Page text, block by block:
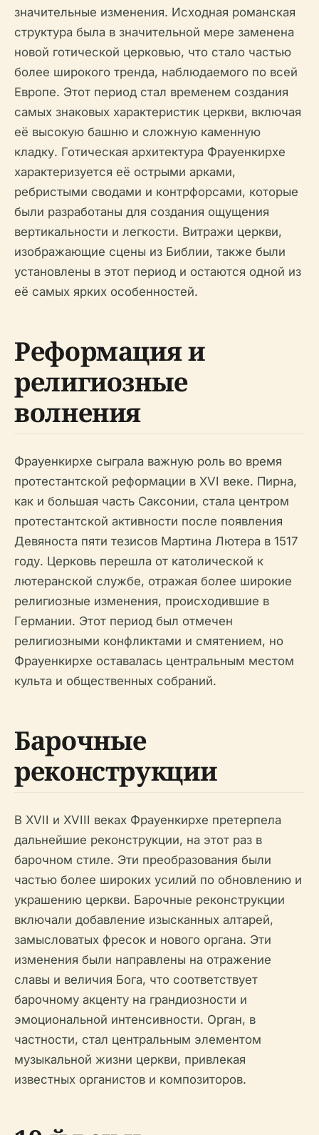
значительные изменения. Исходная романская
структура была в значительной мере заменена
новой готической церковью, что стало частью
более широкого тренда, наблюдаемого по всей
Европе. Этот период стал временем создания
самых знаковых характеристик церкви, включая
её высокую башню и сложную каменную
кладку. Готическая архитектура Фрауенкирхе
характеризуется её острыми арками,
ребристыми сводами и контрфорсами, которые
были разработаны для создания ощущения
вертикальности и легкости. Витражи церкви,
изображающие сцены из Библии, также были
установлены в этот период и остаются одной из
её самых ярких особенностей.
Реформация и
религиозные
волнения
Фрауенкирхе сыграла важную роль во время
протестантской реформации в XVI веке. Пирна,
как и большая часть Саксонии, стала центром
протестантской активности после появления
Девяноста пяти тезисов Мартина Лютера в 1517
году. Церковь перешла от католической к
лютеранской службе, отражая более широкие
религиозные изменения, происходившие в
Германии. Этот период был отмечен
религиозными конфликтами и смятением, но
Фрауенкирхе оставалась центральным местом
культа и общественных собраний.
Барочные
реконструкции
В XVII и XVIII веках Фрауенкирхе претерпела
дальнейшие реконструкции, на этот раз в
барочном стиле. Эти преобразования были
частью более широких усилий по обновлению и
украшению церкви. Барочные реконструкции
включали добавление изысканных алтарей,
замысловатых фресок и нового органа. Эти
изменения были направлены на отражение
славы и величия Бога, что соответствует
барочному акценту на грандиозности и
эмоциональной интенсивности. Орган, в
частности, стал центральным элементом
музыкальной жизни церкви, привлекая
известных органистов и композиторов.